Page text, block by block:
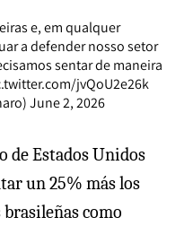
e, em qualquer
a defender nosso setor
sentar de maneira
jvQoU2e26k
June 2, 2026
de Estados Unidos
un 25% más los
como